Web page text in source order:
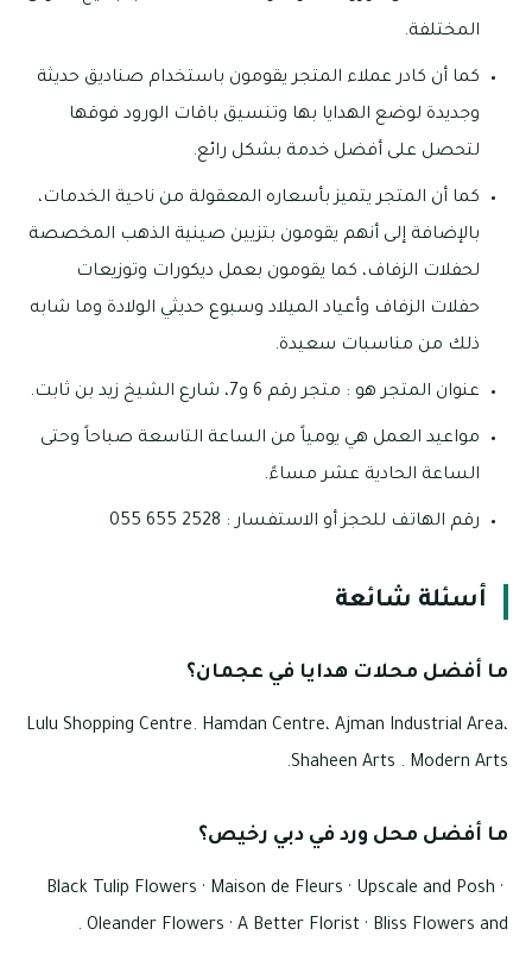
المختلفة.
كما أن كادر عملاء المتجر يقومون باستخدام صناديق حديثة
وجديدة لوضع الهدايا بها وتنسيق باقات الورود فوقها
لتحصل على أفضل خدمة بشكل رائع.
كما أن المتجر يتميز بأسعاره المعقولة من ناحية الخدمات،
بالإضافة إلى أنهم يقومون بتزيين صينية الذهب المخصصة
لحفلات الزفاف، كما يقومون بعمل ديكورات وتوزيعات
حفلات الزفاف وأعياد الميلاد وسبوع حديثي الولادة وما شابه
ذلك من مناسبات سعيدة.
عنوان المتجر هو : متجر رقم 6 و7، شارع الشيخ زيد بن ثابت.
مواعيد العمل هي يومياً من الساعة التاسعة صباحاً وحتى
الساعة الحادية عشر مساءً.
رقم الهاتف للحجز أو الاستفسار : 2528 655 055
أسئلة شائعة
ما أفضل محلات هدايا في عجمان؟
Lulu Shopping Centre. Hamdan Centre، Ajman Industrial Area،
Shaheen Arts . Modern Arts.
ما أفضل محل ورد في دبي رخيص؟
Black Tulip Flowers · Maison de Fleurs · Upscale and Posh ·
Oleander Flowers · A Better Florist · Bliss Flowers and .